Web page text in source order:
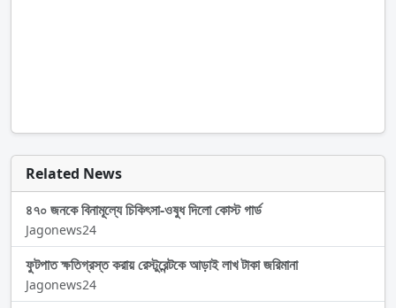
Related News
৪৭০ জনকে বিনামূল্যে চিকিৎসা-ওষুধ দিলো কোস্ট গার্ড
Jagonews24
ফুটপাত ক্ষতিগ্রস্ত করায় রেস্টুরেন্টকে আড়াই লাখ টাকা জরিমানা
Jagonews24